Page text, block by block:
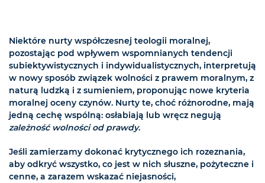
Niektóre nurty współczesnej teologii moralnej,
pozostając pod wpływem wspomnianych tendencji
subiektywistycznych i indywidualistycznych, interpretują
w nowy sposób związek wolności z prawem moralnym, z
naturą ludzką i z sumieniem, proponując nowe kryteria
moralnej oceny czynów. Nurty te, choć różnorodne, mają
jedną cechę wspólną: osłabiają lub wręcz negują
zależność wolności od prawdy.
Jeśli zamierzamy dokonać krytycznego ich rozeznania,
aby odkryć wszystko, co jest w nich słuszne, pożyteczne i
cenne, a zarazem wskazać niejasności,